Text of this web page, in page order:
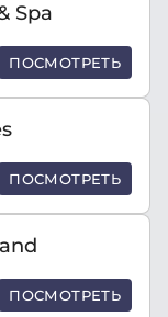
Spa
ПОСМОТРЕТЬ
ПОСМОТРЕТЬ
ПОСМОТРЕТЬ